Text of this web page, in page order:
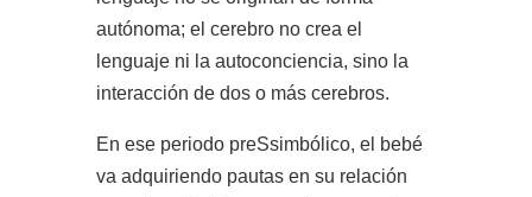
autónoma; el cerebro no crea el
lenguaje ni la autoconciencia, sino la
interacción de dos o más cerebros.
En ese periodo preSsimbólico, el bebé
va adquiriendo pautas en su relación